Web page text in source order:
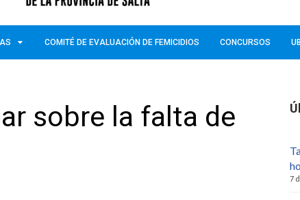
COMITÉ DE EVALUACIÓN DE FEMICIDIOS CONCURSOS
sobre la falta de
7